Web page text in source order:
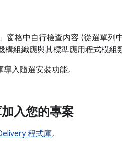
窗格中自行檢查內容 (從選單列
構組織應與其標準應用程式模組
入隨選安裝功能。
入您的專案
程式庫。